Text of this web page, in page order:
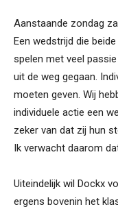
Aanstaande zondag
Een wedstrijd die beide
spelen met veel
uit de weg gegaan.
moeten geven. Wij
individuele actie een
zeker van dat zij hun
Ik verwacht daarom
Uiteindelijk wil Dockx
ergens bovenin het